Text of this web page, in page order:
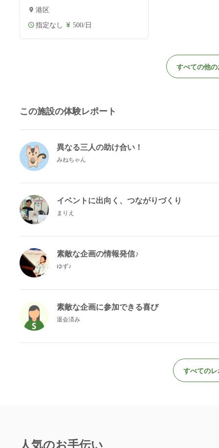
港区
指定なし 500/日
すべての他
この施設の体験レポート
異なる三人の助け合い！
みねちゃん
イベントに出向く、つながりづくり
まりえ
素敵な企画の情報発信♪
ゆず♪
素敵な企画に参加できる喜び
退会済み
すべての
人気のお手伝い